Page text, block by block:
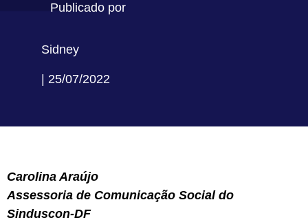
Publicado por
Sidney
| 25/07/2022
Carolina Araújo
Assessoria de Comunicação Social do
Sinduscon-DF